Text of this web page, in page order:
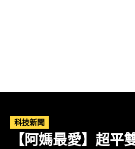
科技新聞
【阿媽最愛】超平